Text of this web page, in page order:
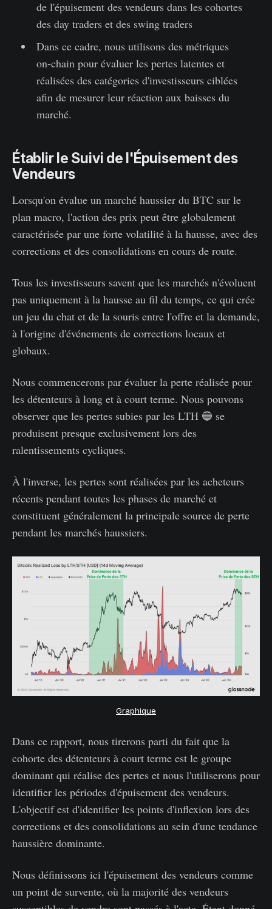
de l'épuisement des vendeurs dans les cohortes
des day traders et des swing traders
Dans ce cadre, nous utilisons des métriques
on-chain pour évaluer les pertes latentes et
réalisées des catégories d'investisseurs ciblées
afin de mesurer leur réaction aux baisses du
marché.
Établir le Suivi de l'Épuisement des
Vendeurs
Lorsqu'on évalue un marché haussier du BTC sur le
plan macro, l'action des prix peut être globalement
caractérisée par une forte volatilité à la hausse, avec des
corrections et des consolidations en cours de route.
Tous les investisseurs savent que les marchés n'évoluent
pas uniquement à la hausse au fil du temps, ce qui crée
un jeu du chat et de la souris entre l'offre et la demande,
à l'origine d'événements de corrections locaux et
globaux.
Nous commencerons par évaluer la perte réalisée pour
les détenteurs à long et à court terme. Nous pouvons
observer que les pertes subies par les LTH 🔵 se
produisent presque exclusivement lors des
ralentissements cycliques.
À l'inverse, les pertes sont réalisées par les acheteurs
récents pendant toutes les phases de marché et
constituent généralement la principale source de perte
pendant les marchés haussiers.
Graphique
Dans ce rapport, nous tirerons parti du fait que la
cohorte des détenteurs à court terme est le groupe
dominant qui réalise des pertes et nous l'utiliserons pour
identifier les périodes d'épuisement des vendeurs.
L'objectif est d'identifier les points d'inflexion lors des
corrections et des consolidations au sein d'une tendance
haussière dominante.
Nous définissons ici l'épuisement des vendeurs comme
un point de survente, où la majorité des vendeurs